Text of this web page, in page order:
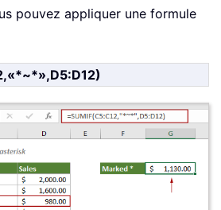
pouvez appliquer une formule